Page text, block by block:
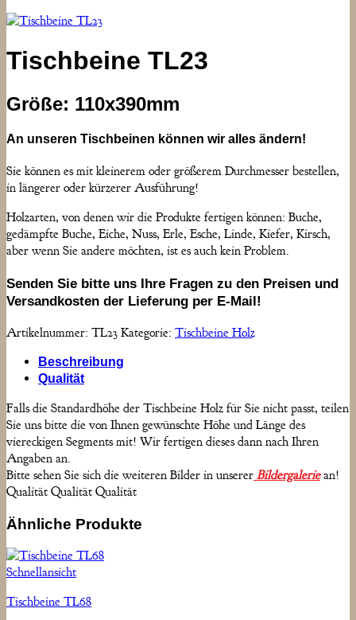
Tischbeine TL23
Größe: 110x390mm
An unseren Tischbeinen können wir alles ändern!
Sie können es mit kleinerem oder größerem Durchmesser bestellen,
in längerer oder kürzerer Ausführung!
Holzarten, von denen wir die Produkte fertigen können: Buche,
gedämpfte Buche, Eiche, Nuss, Erle, Esche, Linde, Kiefer, Kirsch,
aber wenn Sie andere möchten, ist es auch kein Problem.
Senden Sie bitte uns Ihre Fragen zu den Preisen und
Versandkosten der Lieferung per E-Mail!
Artikelnummer: TL23 Kategorie: Tischbeine Holz
Beschreibung
Qualität
Falls die Standardhöhe der Tischbeine Holz für Sie nicht passt, teilen
Sie uns bitte die von Ihnen gewünschte Höhe und Länge des
viereckigen Segments mit! Wir fertigen dieses dann nach Ihren
Angaben an.
Bitte sehen Sie sich die weiteren Bilder in unserer Bildergaleriean!
Qualität Qualität Qualität
Ähnliche Produkte
Schnellansicht
Tischbeine TL68